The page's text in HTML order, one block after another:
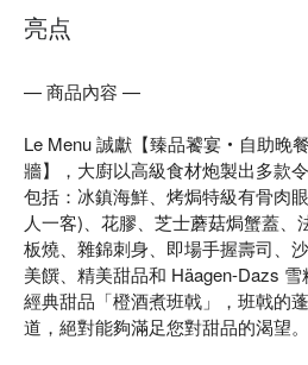
亮点
— 商品內容 —
Le Menu 誠獻【臻品饕宴‧自助晚
牆】，大廚以高級食材炮製出多款
包括：冰鎮海鮮、烤焗特級有骨肉
人一客)、花膠、芝士蘑菇焗蟹蓋、
板燒、雜錦刺身、即場手握壽司、
美饌、精美甜品和 Häagen-Dazs
經典甜品「橙酒煮班戟」，班戟的
道，絕對能夠滿足您對甜品的渴望。